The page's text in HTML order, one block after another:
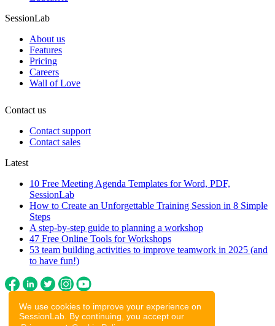
We use cookies to improve your experience on
SessionLab. By continuing, you accept our
SessionLab
About us
Features
Pricing
Careers
Wall of Love
Contact us
Contact support
Contact sales
Latest
10 Free Meeting Agenda Templates for Word, PDF,
SessionLab
How to Create an Unforgettable Training Session in 8 Simple
Steps
A step-by-step guide to planning a workshop
47 Free Online Tools for Workshops
53 team building activities to improve teamwork in 2025 (and
to have fun!)